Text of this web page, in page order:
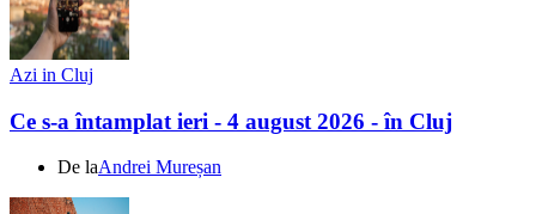
Azi in Cluj
Ce s-a întamplat ieri - 4 august 2026 - în Cluj
De laAndrei Mureșan